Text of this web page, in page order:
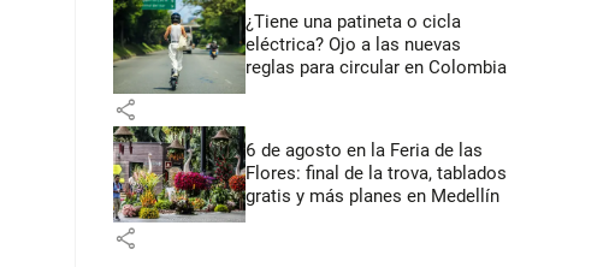
¿Tiene una patineta o cicla
eléctrica? Ojo a las nuevas
reglas para circular en Colombia
share
6 de agosto en la Feria de las
Flores: final de la trova, tablados
gratis y más planes en Medellín
share